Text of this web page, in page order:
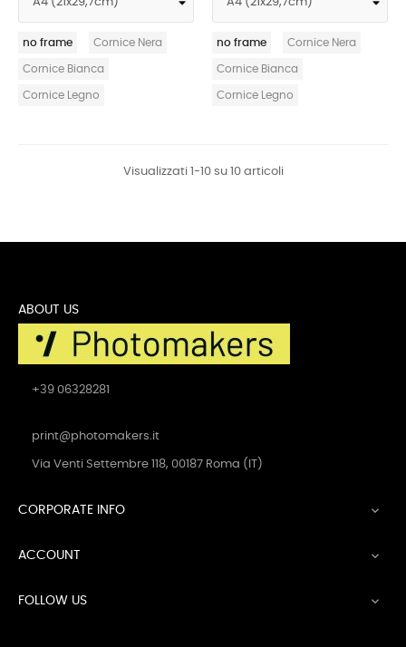
no frame Cornice Nera
Cornice Bianca
Cornice Legno
no frame Cornice Nera
Cornice Bianca
Cornice Legno
Visualizzati 1-10 su 10 articoli
ABOUT US
+39 06328281
print@photomakers.it
Via Venti Settembre 118, 00187 Roma (IT)
CORPORATE INFO 
ACCOUNT 
FOLLOW US 